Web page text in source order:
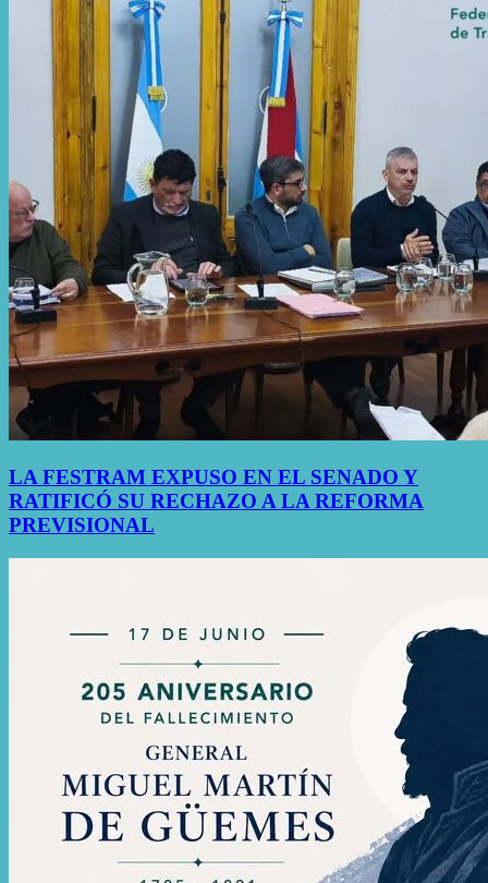
LA FESTRAM EXPUSO EN EL SENADO Y
RATIFICÓ SU RECHAZO A LA REFORMA
PREVISIONAL